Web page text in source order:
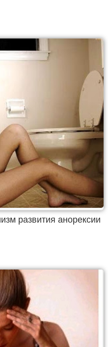
развития анорексии